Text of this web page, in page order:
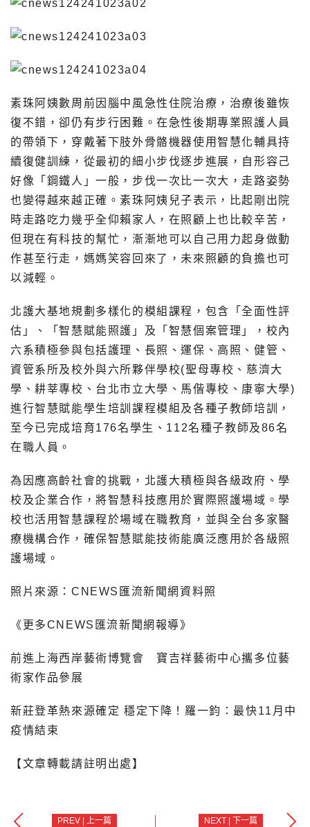
素珠阿姨數周前因腦中風急性住院治療，治療後雖恢
復不錯，卻仍有步行困難。在急性後期專業照護人員
的帶領下，穿戴著下肢外骨骼機器使用智慧化輔具持
續復健訓練，從最初的細小步伐逐步進展，自形容己
好像「鋼鐵人」一般，步伐一次比一次大，走路姿勢
也變得越來越正確。素珠阿姨兒子表示，比起剛出院
時走路吃力幾乎全仰賴家人，在照顧上也比較辛苦，
但現在有科技的幫忙，漸漸地可以自己用力起身做動
作甚至行走，媽媽笑容回來了，未來照顧的負擔也可
以減輕。
北護大基地規劃多樣化的模組課程，包含「全面性評
估」、「智慧賦能照護」及「智慧個案管理」，校內
六系積極參與包括護理、長照、運保、高照、健管、
資管系所及校外與六所夥伴學校(聖母專校、慈濟大
學、耕莘專校、台北市立大學、馬偕專校、康寧大學)
進行智慧賦能學生培訓課程模組及各種子教師培訓，
至今已完成培育176名學生、112名種子教師及86名
在職人員。
為因應高齡社會的挑戰，北護大積極與各級政府、學
校及企業合作，將智慧科技應用於實際照護場域。學
校也活用智慧課程於場域在職教育，並與全台多家醫
療機構合作，確保智慧賦能技術能廣泛應用於各級照
護場域。
照片來源：CNEWS匯流新聞網資料照
《更多CNEWS匯流新聞網報導》
前進上海西岸藝術博覽會 寶吉祥藝術中心攜多位藝
術家作品參展
新莊登革熱來源確定 穩定下降！羅一鈞：最快11月中
疫情結束
【文章轉載請註明出處】
PREV | 上一篇 NEXT | 下一篇